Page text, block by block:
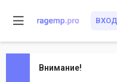
ВХОД
Внимание!